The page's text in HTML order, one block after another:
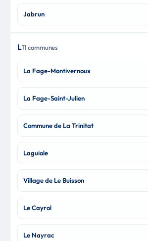
Jabrun
L11 communes
La Fage-Montivernoux
La Fage-Saint-Julien
Commune de La Trinitat
Laguiole
Village de Le Buisson
Le Cayrol
Le Nayrac